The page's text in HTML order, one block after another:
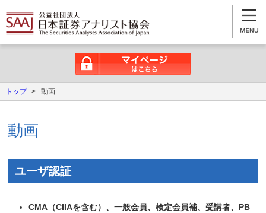
トップ > 動画
動画
ユーザ認証
CMA（CIIAを含む）、一般会員、検定会員補、受講者、PB